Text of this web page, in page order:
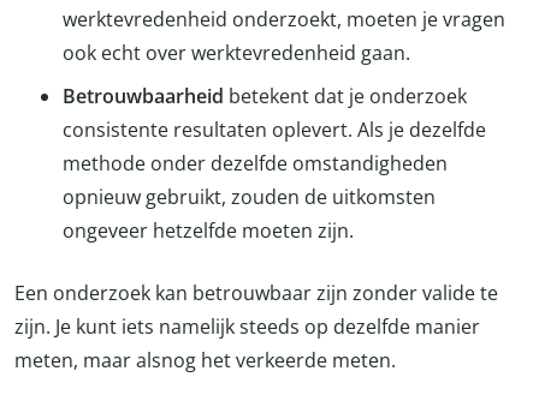
werktevredenheid onderzoekt, moeten je vragen
ook echt over werktevredenheid gaan.
Betrouwbaarheid betekent dat je onderzoek
consistente resultaten oplevert. Als je dezelfde
methode onder dezelfde omstandigheden
opnieuw gebruikt, zouden de uitkomsten
ongeveer hetzelfde moeten zijn.
Een onderzoek kan betrouwbaar zijn zonder valide te
zijn. Je kunt iets namelijk steeds op dezelfde manier
meten, maar alsnog het verkeerde meten.